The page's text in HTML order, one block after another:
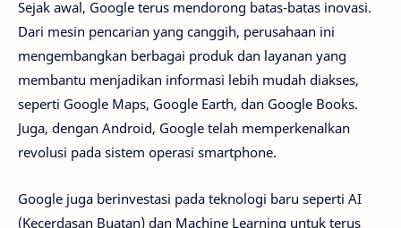
Sejak awal, Google terus mendorong batas-batas inovasi.
Dari mesin pencarian yang canggih, perusahaan ini
mengembangkan berbagai produk dan layanan yang
membantu menjadikan informasi lebih mudah diakses,
seperti Google Maps, Google Earth, dan Google Books.
Juga, dengan Android, Google telah memperkenalkan
revolusi pada sistem operasi smartphone.
Google juga berinvestasi pada teknologi baru seperti AI
(Kecerdasan Buatan) dan Machine Learning untuk terus